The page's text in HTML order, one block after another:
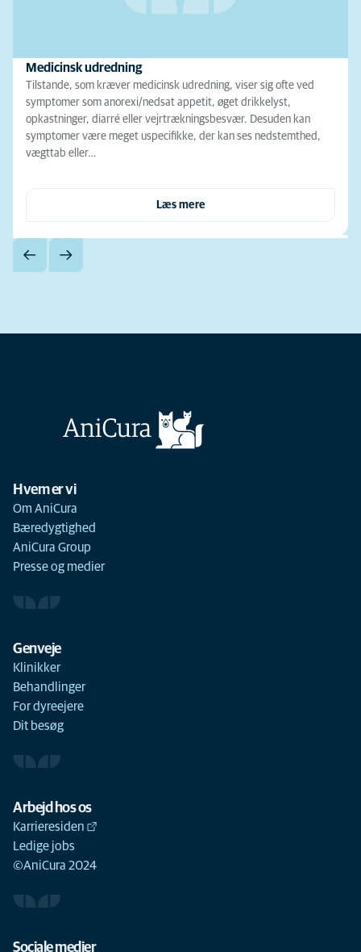
Medicinsk udredning
Tilstande, som kræver medicinsk udredning, viser sig ofte ved
symptomer som anorexi/nedsat appetit, øget drikkelyst,
opkastninger, diarré eller vejrtrækningsbesvær. Desuden kan
symptomer være meget uspecifikke, der kan ses nedstemthed,
vægttab eller…
Læs mere
Hvem er vi
Om AniCura
Bæredygtighed
AniCura Group
Presse og medier
Genveje
Klinikker
Behandlinger
For dyreejere
Dit besøg
Arbejd hos os
Karrieresiden
Ledige jobs
©AniCura 2024
Sociale medier